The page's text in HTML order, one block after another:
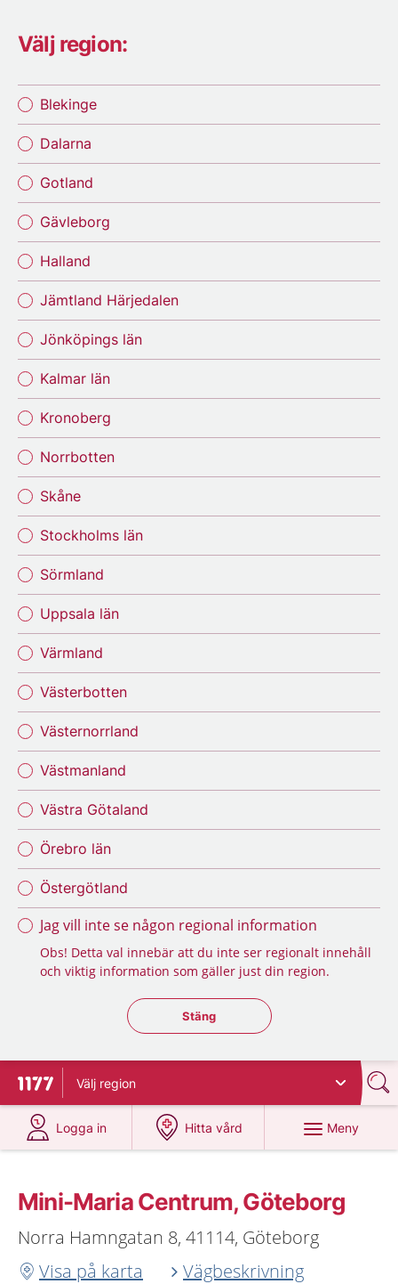
Välj region:
Blekinge
Dalarna
Gotland
Gävleborg
Halland
Jämtland Härjedalen
Jönköpings län
Kalmar län
Kronoberg
Norrbotten
Skåne
Stockholms län
Sörmland
Uppsala län
Värmland
Västerbotten
Västernorrland
Västmanland
Västra Götaland
Örebro län
Östergötland
Jag vill inte se någon regional information
Obs! Detta val innebär att du inte ser regionalt innehåll
och viktig information som gäller just din region.
Stäng regionsväljaren
Stäng
Till startsidan för 1177
Välj region
Logga in
på 1177.se
Hitta vård
på 1177.se
Meny
Mini-Maria Centrum, Göteborg
Norra Hamngatan 8, 41114, Göteborg
Visa på karta
Vägbeskrivning